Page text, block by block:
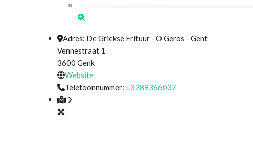
Adres: De Griekse Frituur - O Geros - Gent
Vennestraat 1
3600 Genk
Website
Telefoonnummer: +3289366037